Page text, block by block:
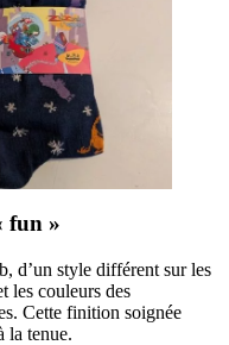
fun »
d’un style différent sur les
les couleurs des
Cette finition soignée
la tenue.